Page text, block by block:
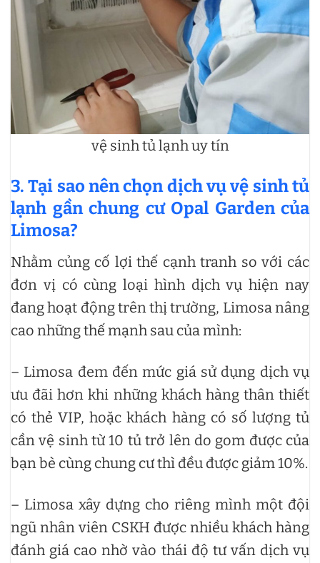
vệ sinh tủ lạnh uy tín
3. Tại sao nên chọn dịch vụ vệ sinh tủ
lạnh gần chung cư Opal Garden của
Limosa?
Nhằm củng cố lợi thế cạnh tranh so với các
đơn vị có cùng loại hình dịch vụ hiện nay
đang hoạt động trên thị trường, Limosa nâng
cao những thế mạnh sau của mình:
– Limosa đem đến mức giá sử dụng dịch vụ
ưu đãi hơn khi những khách hàng thân thiết
có thẻ VIP, hoặc khách hàng có số lượng tủ
cần vệ sinh từ 10 tủ trở lên do gom được của
bạn bè cùng chung cư thì đều được giảm 10%.
– Limosa xây dựng cho riêng mình một đội
ngũ nhân viên CSKH được nhiều khách hàng
đánh giá cao nhờ vào thái độ tư vấn dịch vụ